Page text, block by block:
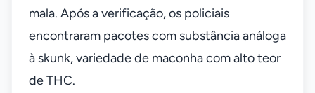
mala. Após a verificação, os policiais
encontraram pacotes com substância análoga
à skunk, variedade de maconha com alto teor
de THC.